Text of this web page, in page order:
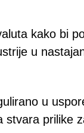
kako bi
u
u
stvara prilike